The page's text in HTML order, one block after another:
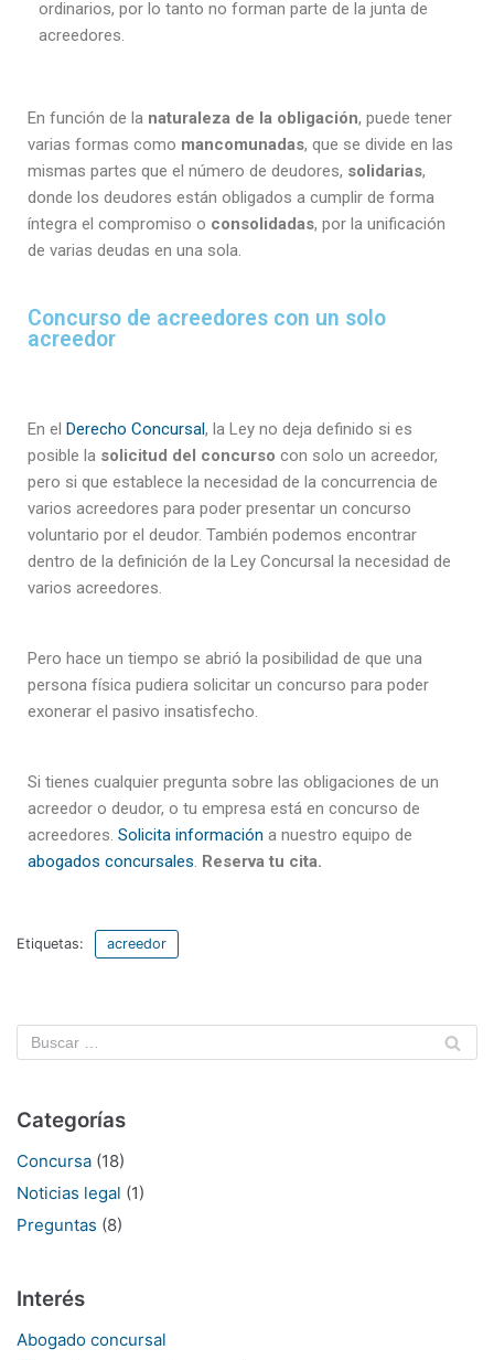
ordinarios, por lo tanto no forman parte de la junta de
acreedores.
En función de la naturaleza de la obligación, puede tener
varias formas como mancomunadas, que se divide en las
mismas partes que el número de deudores, solidarias,
donde los deudores están obligados a cumplir de forma
íntegra el compromiso o consolidadas, por la unificación
de varias deudas en una sola.
Concurso de acreedores con un solo
acreedor
En el Derecho Concursal, la Ley no deja definido si es
posible la solicitud del concurso con solo un acreedor,
pero si que establece la necesidad de la concurrencia de
varios acreedores para poder presentar un concurso
voluntario por el deudor. También podemos encontrar
dentro de la definición de la Ley Concursal la necesidad de
varios acreedores.
Pero hace un tiempo se abrió la posibilidad de que una
persona física pudiera solicitar un concurso para poder
exonerar el pasivo insatisfecho.
Si tienes cualquier pregunta sobre las obligaciones de un
acreedor o deudor, o tu empresa está en concurso de
acreedores. Solicita información a nuestro equipo de
abogados concursales. Reserva tu cita.
Etiquetas: acreedor
Categorías
Concursa (18)
Noticias legal (1)
Preguntas (8)
Interés
Abogado concursal